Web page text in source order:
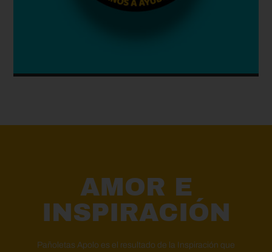
AMOR E
INSPIRACIÓN
Pañoletas Apolo es el resultado de la Inspiración que